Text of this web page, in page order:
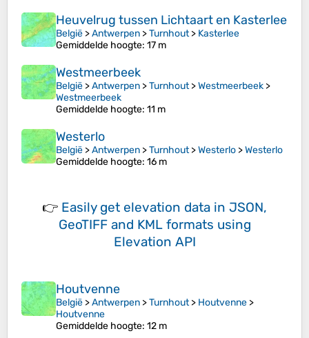
Heuvelrug tussen Lichtaart en Kasterlee
België >Antwerpen >Turnhout> Kasterlee
Gemiddelde hoogte: 17 m
Westmeerbeek
België >Antwerpen >Turnhout>Westmeerbeek >
Westmeerbeek
Gemiddelde hoogte: 11 m
Westerlo
België >Antwerpen >Turnhout>Westerlo >Westerlo
Gemiddelde hoogte: 16 m
👉 Easily get elevation data in JSON,
GeoTIFF and KML formats using
Elevation API
Houtvenne
België >Antwerpen >Turnhout> Houtvenne >
Houtvenne
Gemiddelde hoogte: 12 m